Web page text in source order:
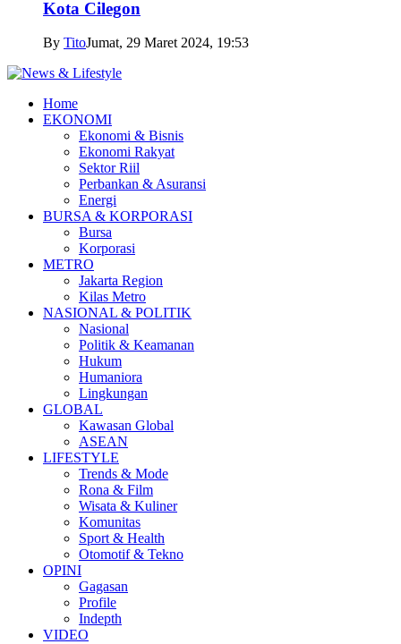
Kota Cilegon
By TitoJumat, 29 Maret 2024, 19:53
Home
EKONOMI
Ekonomi & Bisnis
Ekonomi Rakyat
Sektor Riil
Perbankan & Asuransi
Energi
BURSA & KORPORASI
Bursa
Korporasi
METRO
Jakarta Region
Kilas Metro
NASIONAL & POLITIK
Nasional
Politik & Keamanan
Hukum
Humaniora
Lingkungan
GLOBAL
Kawasan Global
ASEAN
LIFESTYLE
Trends & Mode
Rona & Film
Wisata & Kuliner
Komunitas
Sport & Health
Otomotif & Tekno
OPINI
Gagasan
Profile
Indepth
VIDEO